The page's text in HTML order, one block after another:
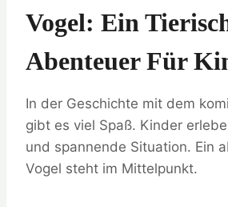
Vogel: Ein
Abenteuer Für
In der Geschichte mit dem
gibt es viel Spaß. Kinder
und spannende Situation. Ein
Vogel steht im Mittelpunkt.